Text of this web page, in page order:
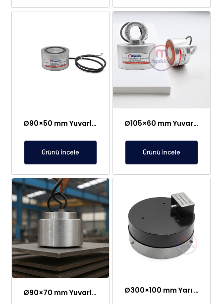
Ø90×50 mm Yuvarlak Elektromıknatıs – 100 kg Çekim Gücü
Ürünü İncele
Ø105×60 mm Yuvarlak Elektromıknatıs – 130 kg Çekim Gücü
Ürünü İncele
Ø90×70 mm Yuvarlak Elektromıknatıs – 50 kg Çekim Gücü Ø300×100 mm Yarı Zamanlı Çok Güçlü Elektromıknatıs – 48V